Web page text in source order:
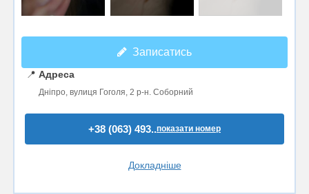
Записатись
📍 Адреса
Дніпро, вулиця Гоголя, 2 р-н. Соборний
+38 (063) 493..показати номер
Докладніше